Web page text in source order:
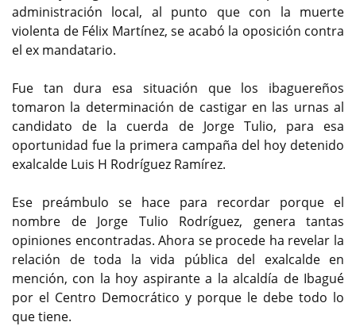
administración local, al punto que con la muerte
violenta de Félix Martínez, se acabó la oposición contra
el ex mandatario.
Fue tan dura esa situación que los ibaguereños
tomaron la determinación de castigar en las urnas al
candidato de la cuerda de Jorge Tulio, para esa
oportunidad fue la primera campaña del hoy detenido
exalcalde Luis H Rodríguez Ramírez.
Ese preámbulo se hace para recordar porque el
nombre de Jorge Tulio Rodríguez, genera tantas
opiniones encontradas. Ahora se procede ha revelar la
relación de toda la vida pública del exalcalde en
mención, con la hoy aspirante a la alcaldía de Ibagué
por el Centro Democrático y porque le debe todo lo
que tiene.